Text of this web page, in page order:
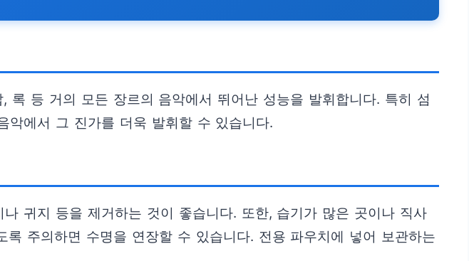
등 거의 모든 장르의 음악에서 뛰어난 성능을 발휘합니다. 특히 섬
악에서 그 진가를 더욱 발휘할 수 있습니다.
귀지 등을 제거하는 것이 좋습니다. 또한, 습기가 많은 곳이나 직사
주의하면 수명을 연장할 수 있습니다. 전용 파우치에 넣어 보관하는